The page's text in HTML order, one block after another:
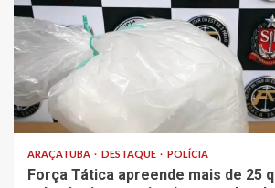
ARAÇATUBA DESTAQUE POLÍCIA
Força Tática apreende mais de 25